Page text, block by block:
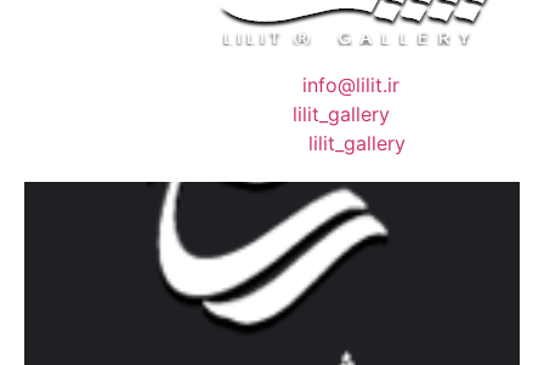
info@lilit.ir
lilit_gallery
lilit_gallery